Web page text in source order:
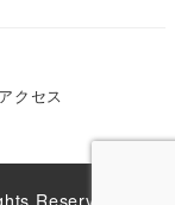
アクセス
Reserved.